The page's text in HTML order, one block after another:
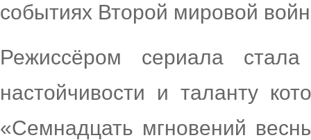
событиях Второй мировой
Режиссёром сериала
настойчивости и таланту
«Семнадцать мгновений